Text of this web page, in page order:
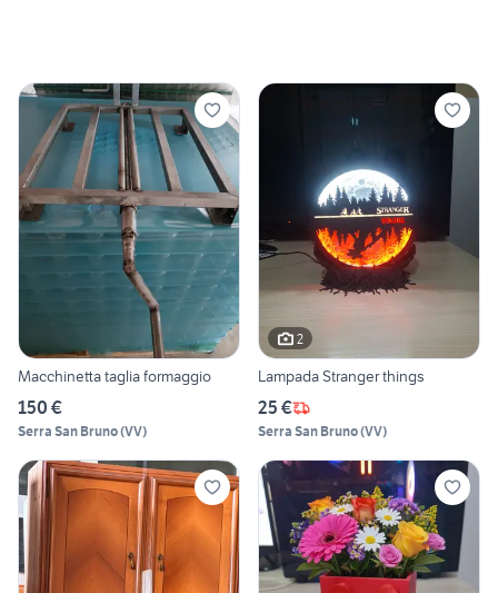
Macchinetta taglia formaggio
150 €
Serra San Bruno(VV)
2
Lampada Stranger things
25 €
Serra San Bruno(VV)